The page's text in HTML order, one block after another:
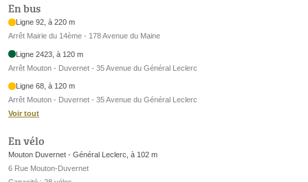
En bus
Ligne 92, à 220 m
Arrêt Mairie du 14ème - 178 Avenue du Maine
Ligne 2423, à 120 m
Arrêt Mouton - Duvernet - 35 Avenue du Général Leclerc
Ligne 68, à 120 m
Arrêt Mouton - Duvernet - 35 Avenue du Général Leclerc
Voir tout
En vélo
Mouton Duvernet - Général Leclerc, à 102 m
6 Rue Mouton-Duvernet